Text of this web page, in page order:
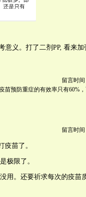
意义。打了二剂PP, 看来
留言时间
苗预防重症的有效率只有60%
留言时间
疫苗了。
极限了。
用。还要祈求每次的疫苗